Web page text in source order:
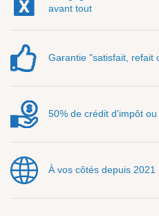
avant tout
Garantie "satisfait, refait
50% de crédit d'impôt
À vos côtés depuis 2021